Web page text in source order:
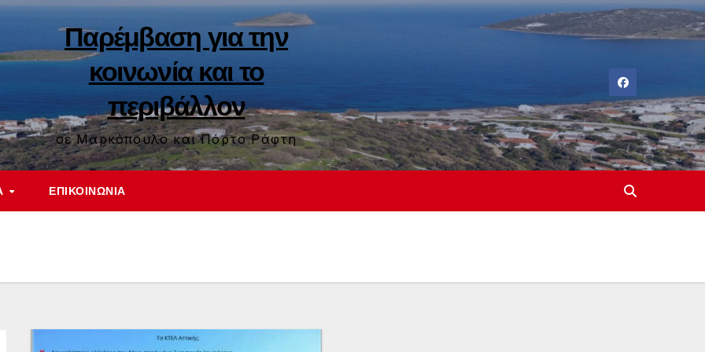
Παρέμβαση για την
κοινωνία και το
περιβάλλον
σε Μαρκόπουλο και Πόρτο Ράφτη
ΕΠΙΚΟΙΝΩΝΊΑ